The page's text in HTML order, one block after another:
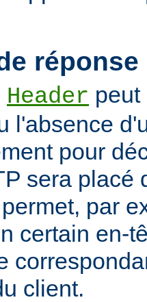
Header peut
l'absence
pour
sera placé
par
certain en-
client.